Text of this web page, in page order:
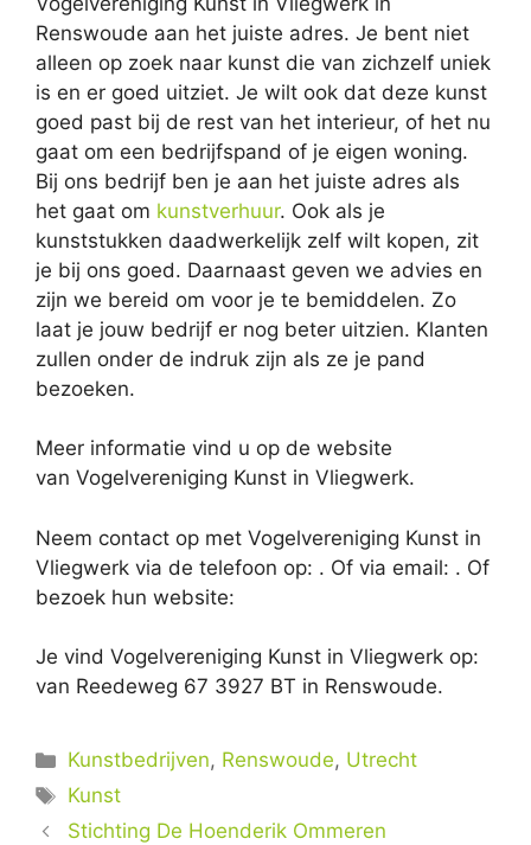
Renswoude aan het juiste adres. Je bent niet
alleen op zoek naar kunst die van zichzelf uniek
is en er goed uitziet. Je wilt ook dat deze kunst
goed past bij de rest van het interieur, of het nu
gaat om een bedrijfspand of je eigen woning.
Bij ons bedrijf ben je aan het juiste adres als
het gaat om kunstverhuur. Ook als je
kunststukken daadwerkelijk zelf wilt kopen, zit
je bij ons goed. Daarnaast geven we advies en
zijn we bereid om voor je te bemiddelen. Zo
laat je jouw bedrijf er nog beter uitzien. Klanten
zullen onder de indruk zijn als ze je pand
bezoeken.
Meer informatie vind u op de website
van Vogelvereniging Kunst in Vliegwerk.
Neem contact op met Vogelvereniging Kunst in
Vliegwerk via de telefoon op: . Of via email: . Of
bezoek hun website:
Je vind Vogelvereniging Kunst in Vliegwerk op:
van Reedeweg 67 3927 BT in Renswoude.
Categorieën
Kunstbedrijven, Renswoude, Utrecht
Tags
Kunst
Stichting De Hoenderik Ommeren